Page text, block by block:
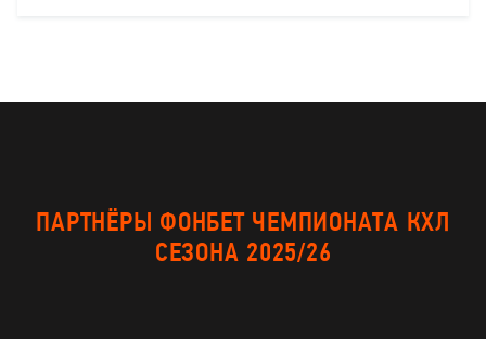
ПАРТНЁРЫ ФОНБЕТ ЧЕМПИОНАТА КХЛ
СЕЗОНА 2025/26